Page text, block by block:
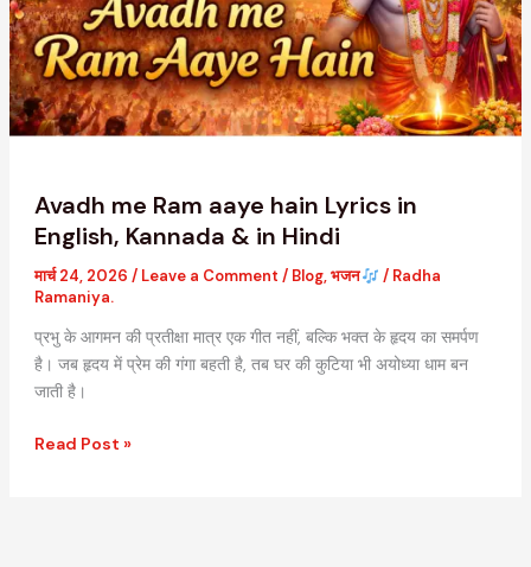
Avadh me Ram aaye hain Lyrics in
English, Kannada & in Hindi
मार्च 24, 2026 / Leave a Comment / Blog,भजन / Radha
Ramaniya.
प्रभु के आगमन की प्रतीक्षा मात्र एक गीत नहीं, बल्कि भक्त के हृदय का समर्पण
है। जब हृदय में प्रेम की गंगा बहती है, तब घर की कुटिया भी अयोध्या धाम बन
जाती है।
hain
Lyrics
in
English,
Kannada
&
Hindi
Read Post »